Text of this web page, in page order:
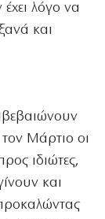
λόγο να
και
Μάρτιο οι
ιδιώτες,
και